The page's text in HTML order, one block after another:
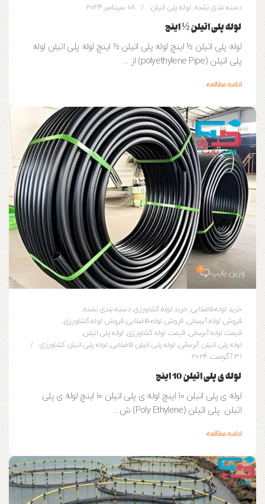
دسته بندی نشده, لوله پلی اتیلن 08 سپتامبر 2024
لوله پلی اتیلن ½ اینچ
لوله پلی اتیلن ½ اینچ لوله پلی اتیلن ½ اینچ لوله پلی اتیلن لوله
پلی اتیلن (polyethylene Pipe) از ...
ادامه مطالعه
وزین پایپ 0
خرید لوله فاضلابی,خرید لوله کشاورزی,دسته بندی نشده,
فروش لوله آبرسانی,فروش لوله فاضلابی,فروش لوله کشاورزی,
قیمت لوله آبرسانی,قیمت لوله کشاورزی, لوله پلی اتیلن,
لوله پلی اتیلن آبرسانی, لوله پلی اتیلن فاضلابی,لوله پلی اتیلن کشاورزی
31 آگوست 2024
لوله ی پلی اتیلن 10 اینچ
لوله ی پلی اتیلن 10 اینچ لوله ی پلی اتیلن 10 اینچ لوله ی پلی
اتیلن پلی اتیلن (Poly Ethylene) ش...
ادامه مطالعه